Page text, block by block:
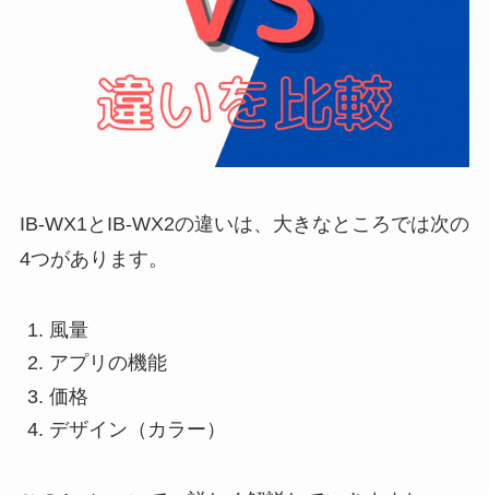
IB-WX1とIB-WX2の違いは、大きなところでは次の
4つがあります。
風量
アプリの機能
価格
デザイン（カラー）